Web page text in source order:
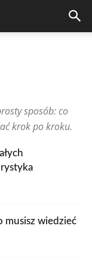
Hongkong
Kolumbia
Meksyk
Polska
Singapur
sposób: co
krok po kroku.
musisz wiedzieć